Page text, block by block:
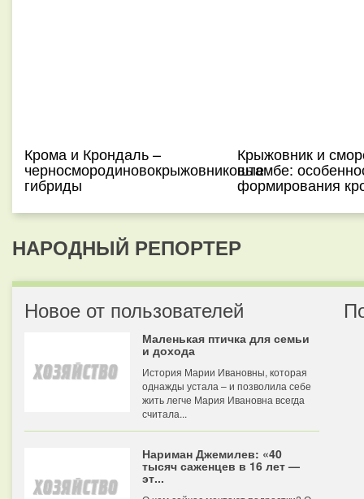
Крома и Крондаль –
черносмородиновокрыжовниковые
гибриды
Крыжовник и
штамбе:
формирования
НАРОДНЫЙ РЕПОРТЕР
Новое от пользователей
Маленькая птичка для семьи
и дохода
История Марии Ивановны, которая
однажды устала – и позволила себе
жить легче Мария Ивановна всегда
считала...
Нариман Джемилев: «40
тысяч саженцев в 16 лет —
эт...